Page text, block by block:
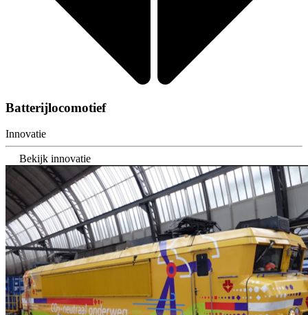
Batterijlocomotief
Innovatie
Bekijk innovatie